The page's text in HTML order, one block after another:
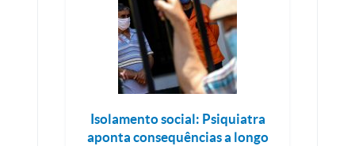
Isolamento social: Psiquiatra
aponta consequências a longo